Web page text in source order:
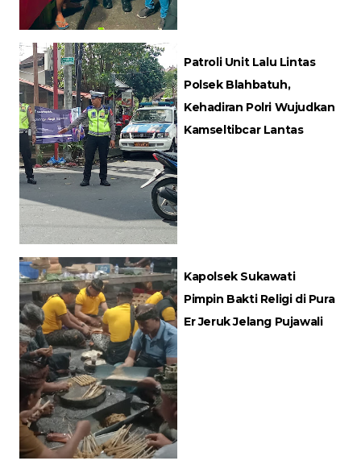
Patroli Unit Lalu Lintas
Polsek Blahbatuh,
Kehadiran Polri Wujudkan
Kamseltibcar Lantas
Kapolsek Sukawati
Pimpin Bakti Religi di Pura
Er Jeruk Jelang Pujawali